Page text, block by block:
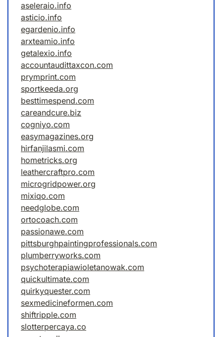
aseleraio.info
asticio.info
egardenio.info
arxteamio.info
getalexio.info
accountaudittaxcon.com
prymprint.com
sportkeeda.org
besttimespend.com
careandcure.biz
cogniyo.com
easymagazines.org
hirfanjilasmi.com
hometricks.org
leathercraftpro.com
microgridpower.org
mixiqo.com
needglobe.com
ortocoach.com
passionawe.com
pittsburghpaintingprofessionals.com
plumberryworks.com
psychoterapiawioletanowak.com
quickultimate.com
quirkyquester.com
sexmedicineformen.com
shiftripple.com
slotterpercaya.co